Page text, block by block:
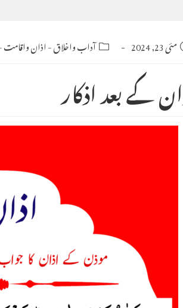
مئی 23, 2024 Post
category:
آداب واخلاق-اذان واقامت
کے بعد اذکار